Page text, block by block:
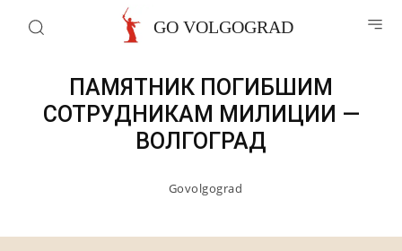
GO VOLGOGRAD
Музеи и мемориалы
ПАМЯТНИК ПОГИБШИМ
СОТРУДНИКАМ МИЛИЦИИ —
ВОЛГОГРАД
Govolgograd